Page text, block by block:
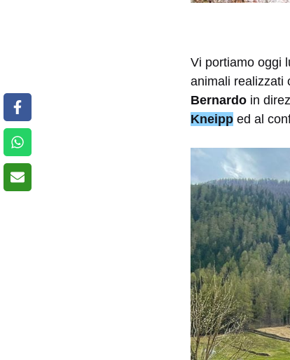
Vi portiamo oggi
animali realizzati
Bernardo in
Kneipp ed al